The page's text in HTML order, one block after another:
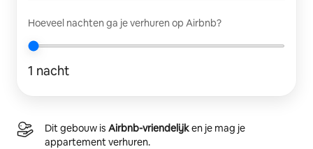
Hoeveel nachten ga je verhuren op Airbnb?
1 nacht
Dit gebouw is Airbnb-vriendelijken je mag je
appartement verhuren.